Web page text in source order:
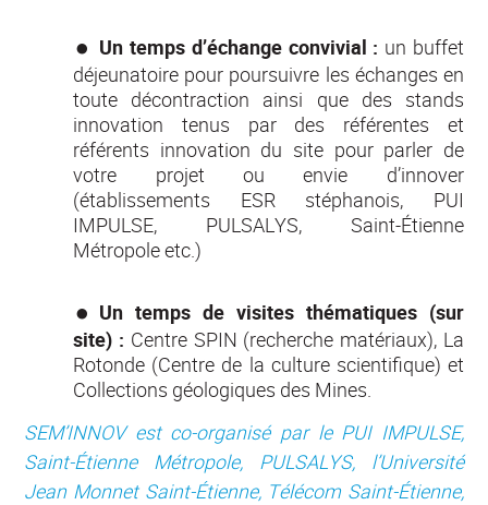
Un temps d’échange convivial : un buffet
déjeunatoire pour poursuivre les échanges en
toute décontraction ainsi que des stands
innovation tenus par des référentes et
référents innovation du site pour parler de
votre projet ou envie d’innover
(établissements ESR stéphanois, PUI
IMPULSE, PULSALYS, Saint-Étienne
Métropole etc.)
Un temps de visites thématiques (sur
site) : Centre SPIN (recherche matériaux), La
Rotonde (Centre de la culture scientifique) et
Collections géologiques des Mines.
SEM’INNOV est co-organisé par le PUI IMPULSE,
Saint-Étienne Métropole, PULSALYS, l’Université
Jean Monnet Saint-Étienne, Télécom Saint-Étienne,